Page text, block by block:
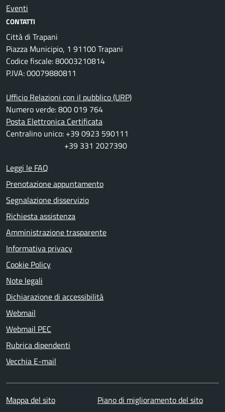
Eventi
CONTATTI
Città di Trapani
Piazza Municipio, 1 91100 Trapani
Codice fiscale: 80003210814
P.IVA: 00079880811
Ufficio Relazioni con il pubblico (URP)
Numero verde: 800 019 764
Posta Elettronica Certificata
Centralino unico: +39 0923 590111
+39 331 2027390
Leggi le FAQ
Prenotazione appuntamento
Segnalazione disservizio
Richiesta assistenza
Amministrazione trasparente
Informativa privacy
Cookie Policy
Note legali
Dichiarazione di accessibilità
Webmail
Webmail PEC
Rubrica dipendenti
Vecchia E-mail
Mappa del sito Piano di miglioramento del sito